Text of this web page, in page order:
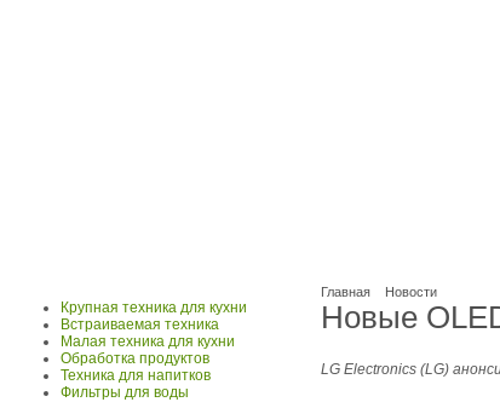
Главная Новости
Новые
LG Electronics (LG)
Крупная техника для кухни
Встраиваемая техника
Малая техника для кухни
Обработка продуктов
Техника для напитков
Фильтры для воды